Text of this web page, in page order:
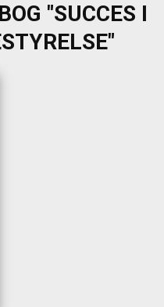
"SUCCES I